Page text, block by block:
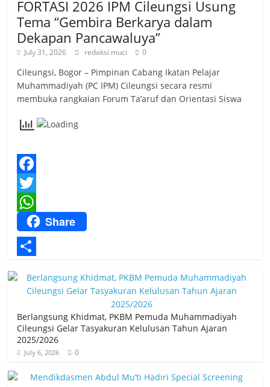
FORTASI 2026 IPM Cileungsi Usung
Tema “Gembira Berkarya dalam
Dekapan Pancawaluya”
July 31, 2026 redaksi muci 0
Cileungsi, Bogor – Pimpinan Cabang Ikatan Pelajar
Muhammadiyah (PC IPM) Cileungsi secara resmi
membuka rangkaian Forum Ta’aruf dan Orientasi Siswa
F
a
e
b
o
k
T
i
t
t
r
h
a
t
A
p
p
Share
h
r
e
Berlangsung Khidmat, PKBM Pemuda Muhammadiyah
Cileungsi Gelar Tasyakuran Kelulusan Tahun Ajaran
2025/2026
July 6, 2026 0